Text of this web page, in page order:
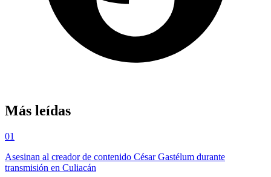
Más leídas
01
Asesinan al creador de contenido César Gastélum durante
transmisión en Culiacán